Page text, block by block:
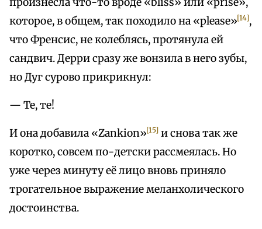
которое, в общем, так походило на «please»[14],
что Френсис, не колеблясь, протянула ей
сандвич. Дерри сразу же вонзила в него зубы,
но Дуг сурово прикрикнул:
— Те, те!
И она добавила «Zankion»[15] и снова так же
коротко, совсем по-детски рассмеялась. Но
уже через минуту её лицо вновь приняло
трогательное выражение меланхолического
достоинства.